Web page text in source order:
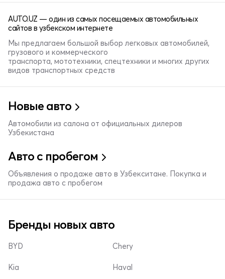
AUTO.UZ — один из самых посещаемых автомобильных
сайтов в узбекском интернете
Мы предлагаем большой выбор легковых автомобилей,
грузового и коммерческого
транспорта, мототехники, спецтехники и многих других
видов транспортных средств
Новые авто
Автомобили из салона от официальных дилеров
Узбекистана
Авто с пробегом
Объявления о продаже авто в Узбекситане. Покупка и
продажа авто с пробегом
Бренды новых авто
BYD
Kia
Chery
Haval